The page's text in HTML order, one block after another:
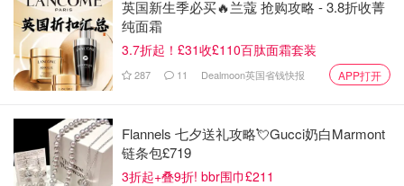
英国新生季必买🔥兰蔻 抢购攻略 - 3.8折收菁
纯面霜
3.7折起！£31收£110百肽面霜套装
287 11 Dealmoon英国省钱快报 APP打开
Flannels 七夕送礼攻略💘Gucci奶白Marmont
链条包£719
3折起+叠9折! bbr围巾£211